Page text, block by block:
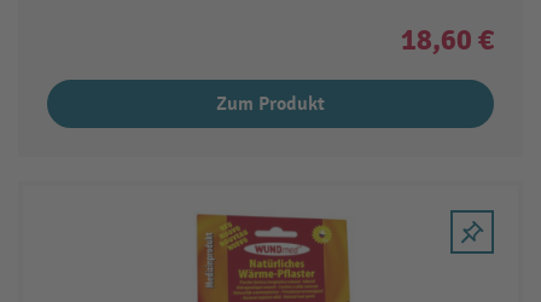
18,60 €
Zum Produkt